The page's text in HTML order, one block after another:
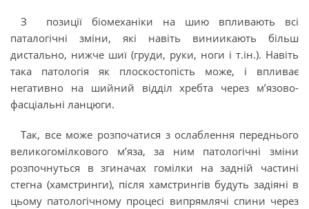
З позиції біомеханіки на шию впливають всі
паталогічні зміни, які навіть виниикають більш
дистально, нижче шиї (груди, руки, ноги і т.ін.). Навіть
така патологія як плоскостопість може, і впливає
негативно на шийний відділ хребта через м’язово-
фасціальні ланцюги.
Так, все може розпочатися з ослаблення переднього
великогомілкового м’яза, за ним патологічні зміни
розпочнуться в згиначах гомілки на задній частині
стегна (хамстринги), після хамстрингів будуть задіяні в
цьому патологічному процесі випрямлячі спини через